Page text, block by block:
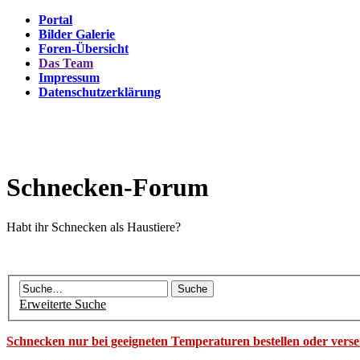
Portal
Bilder Galerie
Foren-Übersicht
Das Team
Impressum
Datenschutzerklärung
Schnecken-Forum
Habt ihr Schnecken als Haustiere?
Erweiterte Suche
Schnecken nur bei geeigneten Temperaturen bestellen oder